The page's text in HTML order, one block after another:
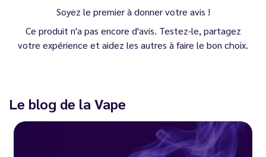
Soyez le premier à donner votre avis !
Ce produit n'a pas encore d'avis. Testez-le, partagez
votre expérience et aidez les autres à faire le bon choix.
Le blog de la Vape